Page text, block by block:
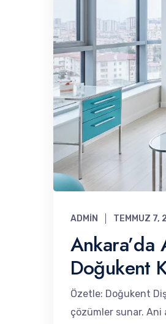
ADMIN TEMMUZ 7,
Doğukent
Özetle: Doğukent
çözümler sunar. Ani